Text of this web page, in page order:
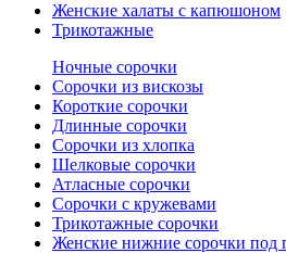
Женские халаты с капюшоном
Трикотажные
Ночные сорочки
Сорочки из вискозы
Короткие сорочки
Длинные сорочки
Сорочки из хлопка
Шелковые сорочки
Атласные сорочки
Сорочки с кружевами
Трикотажные сорочки
Женские нижние сорочки под